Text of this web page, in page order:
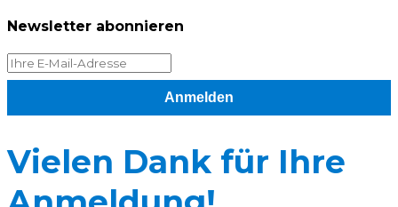
Newsletter abonnieren
Anmelden
Vielen Dank für Ihre